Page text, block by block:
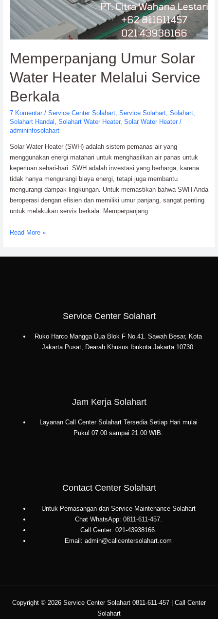
Memperpanjang Umur Solar
Water Heater Melalui Service
Berkala
7 Komentar / Service Center Solahart, Service Solahart, Solahart,
Solahart Handal
Solahart Water Heater, Solar Water Heater/
admininfosolahart
Solar Water Heater (SWH) adalah sistem pemanas air yang
menggunakan energi matahari untuk menghasilkan air panas untuk
keperluan sehari-hari. SWH adalah investasi yang berharga, karena
tidak hanya mengurangi biaya energi, tetapi juga membantu
mengurangi dampak lingkungan. Untuk memastikan bahwa SWH Anda
beroperasi dengan efisien dan memiliki umur panjang, sangat penting
untuk melakukan servis berkala. Memperpanjang
Memperpanjang
Read More »
Service Center Solahart
Ruko Harco Mangga Dua Blok F No.41. Sawah Besar, Kota
Jakarta Pusat, Dearah Khusus Ibukota Jakarta 10730.
Jam Kerja Solahart
Layanan Call Center Solahart Tersedia Setiap Hari mulai
Pukul 07.00 sampai 21.00 WIB.
Contact Center Solahart
Untuk Pemasangan dan Service Maintenance Solahart
Chat WhatsApp: 0811-611-457.
Call Center: 021-43938166.
Email: admin@callcentersolahart.com
Copyright © 2026 Service Center Solahart 0811-611-457 | Call Center
Solahart